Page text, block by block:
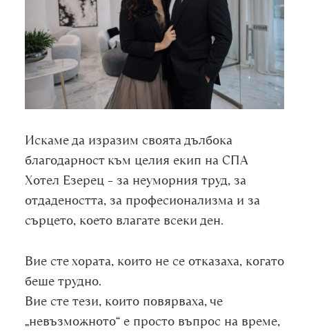
Искаме да изразим своята дълбока
благодарност към целия екип на СПА
Хотел Езерец – за неуморния труд, за
отдадеността, за професионализма и за
сърцето, което влагате всеки ден.
Вие сте хората, които не се отказаха, когато
беше трудно.
Вие сте тези, които повярваха, че
„невъзможното“ е просто въпрос на време,